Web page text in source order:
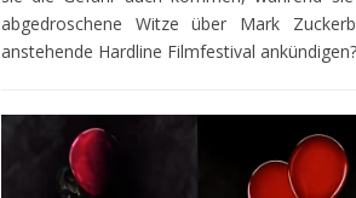
abgedroschene Witze über Mark
anstehende Hardline Filmfestival